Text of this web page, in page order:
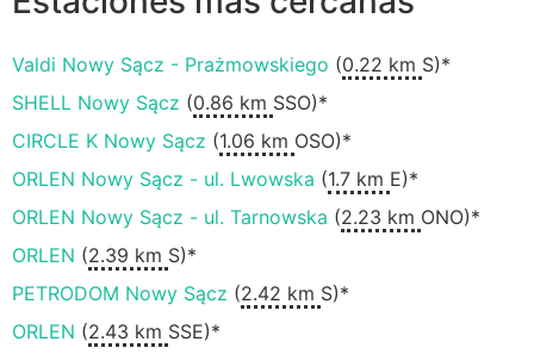
Valdi Nowy Sącz - Prażmowskiego (0.22 km S)*
SHELL Nowy Sącz (0.86 km SSO)*
CIRCLE K Nowy Sącz (1.06 km OSO)*
ORLEN Nowy Sącz - ul. Lwowska (1.7 km E)*
ORLEN Nowy Sącz - ul. Tarnowska (2.23 km ONO)*
ORLEN (2.39 km S)*
PETRODOM Nowy Sącz (2.42 km S)*
ORLEN (2.43 km SSE)*